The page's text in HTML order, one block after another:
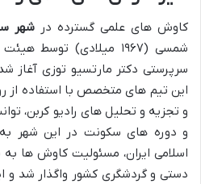
کاوش های علمی گسترده در شهر
شمسی (۱۹۶۷ میلادی)
این تیم های متخصص با استفاده
و تجزیه و تحلیل های رادیو کربن،
و دوره های سکونت در این شهر
اسلامی ایران، مسئولیت کاوش ها به
دستی و گردشگری کشور واگذار شد و